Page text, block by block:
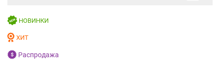
НОВИНКИ
ХИТ
Распродажа